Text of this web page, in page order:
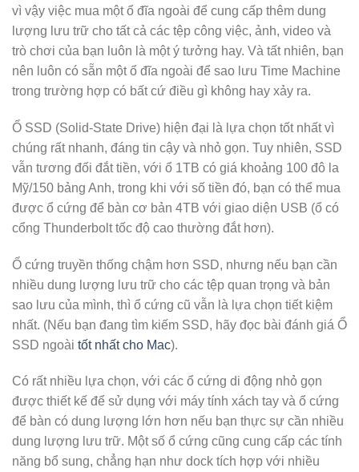
vì vậy việc mua một ổ đĩa ngoài để cung cấp thêm dung
lượng lưu trữ cho tất cả các tệp công việc, ảnh, video và
trò chơi của bạn luôn là một ý tưởng hay. Và tất nhiên, bạn
nên luôn có sẵn một ổ đĩa ngoài để sao lưu Time Machine
trong trường hợp có bất cứ điều gì không hay xảy ra.
Ổ SSD (Solid-State Drive) hiện đại là lựa chọn tốt nhất vì
chúng rất nhanh, đáng tin cậy và nhỏ gọn. Tuy nhiên, SSD
vẫn tương đối đắt tiền, với ổ 1TB có giá khoảng 100 đô la
Mỹ/150 bảng Anh, trong khi với số tiền đó, bạn có thể mua
được ổ cứng để bàn cơ bản 4TB với giao diện USB (ổ có
cổng Thunderbolt tốc độ cao thường đắt hơn).
Ổ cứng truyền thống chậm hơn SSD, nhưng nếu bạn cần
nhiều dung lượng lưu trữ cho các tệp quan trọng và bản
sao lưu của mình, thì ổ cứng cũ vẫn là lựa chọn tiết kiệm
nhất. (Nếu bạn đang tìm kiếm SSD, hãy đọc bài đánh giá Ổ
SSD ngoài tốt nhất cho Mac).
Có rất nhiều lựa chọn, với các ổ cứng di động nhỏ gọn
được thiết kế để sử dụng với máy tính xách tay và ổ cứng
để bàn có dung lượng lớn hơn nếu bạn thực sự cần nhiều
dung lượng lưu trữ. Một số ổ cứng cũng cung cấp các tính
năng bổ sung, chẳng hạn như dock tích hợp với nhiều